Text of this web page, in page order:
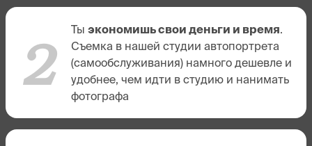
2 Ты экономишь свои деньги и время.
Съемка в нашей студии автопортрета
(самообслуживания) намного дешевле и
удобнее, чем идти в студию и нанимать
фотографа